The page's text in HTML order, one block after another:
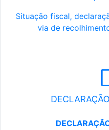
Situação fiscal,
via de